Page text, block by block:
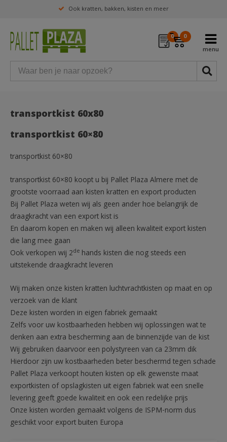
Ook kratten, bakken, kisten en meer
0 0
transportkist 60x80
transportkist 60×80
transportkist 60×80
transportkist 60×80 koopt u bij Pallet Plaza Almere met de
grootste voorraad aan kisten kratten en export producten
Bij Pallet Plaza weten wij als geen ander hoe belangrijk de
draagkracht van een export kist is
En daarom kopen en maken wij alleen kwaliteit export kisten
die lang mee gaan
Ook verkopen wij 2de hands kisten die nog steeds een
uitstekende draagkracht leveren
Wij maken onze kisten kratten luchtvrachtkisten op maat en op
verzoek van de klant
Deze kisten worden in eigen fabriek gemaakt
Zelfs voor uw kostbaarheden hebben wij oplossingen wat te
denken aan extra bescherming aan de binnenzijde van de kist
Wij gebruiken daarvoor een polystyreen van ca 23mm dik
Hierdoor zijn uw kostbaarheden beter beschermd tegen schade
Pallet Plaza verkoopt houten kisten op elk gewenste maat
exportkisten of opslagkisten uit eigen fabriek wat een snelle
levering geeft goede kwaliteit en ook een redelijke prijs
Onze kisten worden gemaakt volgens de ISPM-norm dus
geschikt voor export buiten Europa